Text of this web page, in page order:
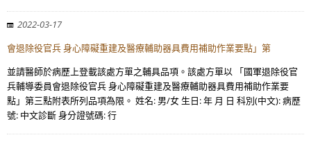
2022-03-17
會退除役官兵 身心障礙重建及醫療輔助器具費用補助作業要點」第
並請醫師於病歷上登載該處方單之輔具品項。該處方單以 「國軍退除役官
兵輔導委員會退除役官兵 身心障礙重建及醫療輔助器具費用補助作業要
點」第三點附表所列品項為限。 姓名: 男/女 生日: 年 月 日 科別(中文): 病歷
號: 中文診斷 身分證號碼: 行